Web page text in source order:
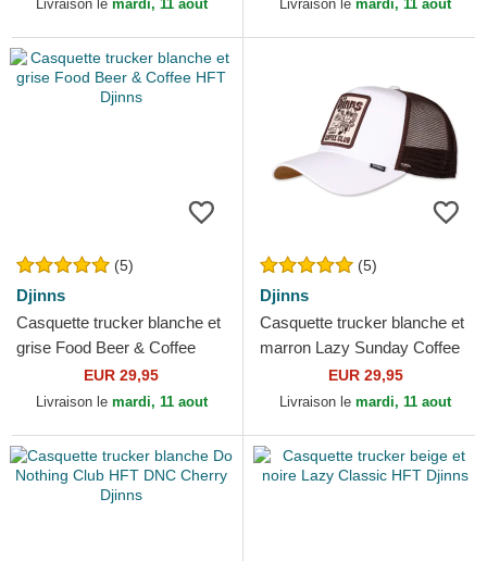
Livraison le mardi, 11 aout Livraison le mardi, 11 aout
(5)
Djinns
Casquette trucker blanche et
grise Food Beer & Coffee
HFT DjinnsEUR 29,95
Livraison le mardi, 11 aout
(5)
Djinns
Casquette trucker blanche et
marron Lazy Sunday Coffee
Club HFT Djinns
EUR 29,95
Livraison le mardi, 11 aout